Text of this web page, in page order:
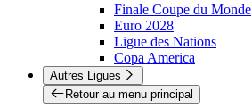
Finale Coupe du Monde
Euro 2028
Ligue des Nations
Copa America
Autres Ligues
Retour au menu principal